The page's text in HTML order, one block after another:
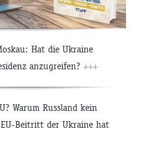
Hat die Ukraine
anzugreifen? +++
Warum Russland kein
Beitritt der Ukraine hat